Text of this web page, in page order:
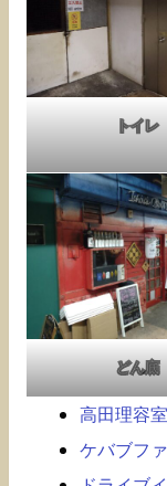
トイレ
どん底
高田理容室
ケバブフ